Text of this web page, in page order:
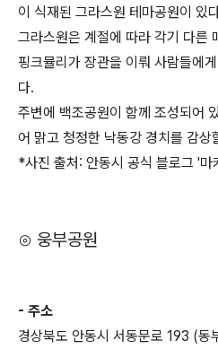
이 식재된 그라스원 테마공원이 있
그라스원은 계절에 따라 각기 다른
핑크뮬리가 장관을 이뤄 사람들에
다.
주변에 백조공원이 함께 조성되어
어 맑고 청정한 낙동강 경치를 감상
*사진 출처: 안동시 공식 블로그 '마
⊙ 웅부공원
- 주소
경상북도 안동시 서동문로 193 (동